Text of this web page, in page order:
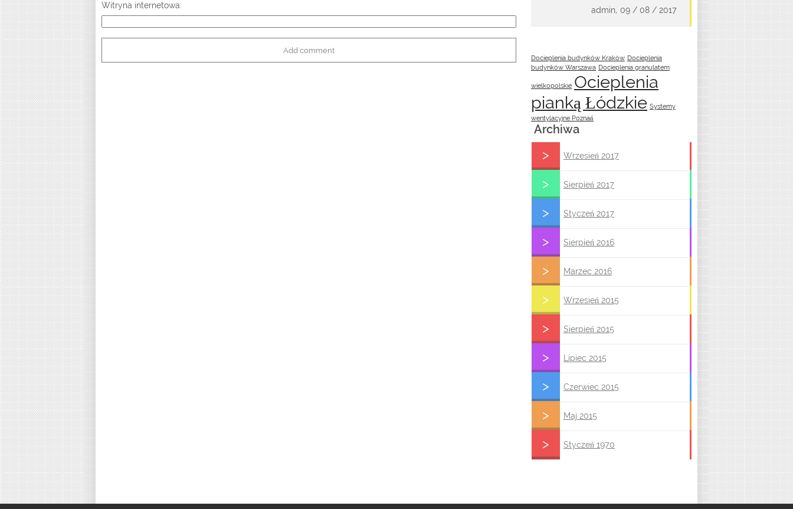
09 / 08 / 2017
admin,
Docieplenia budynków Kraków Docieplenia
budynków Warszawa Docieplenia granulatem
wielkopolskie Ocieplenia
pianką Łódzkie Systemy
wentylacyjne Poznań
Archiwa
Wrzesień 2017
Sierpień 2017
Styczeń 2017
Sierpień 2016
Marzec 2016
Wrzesień 2015
Sierpień 2015
Lipiec 2015
Czerwiec 2015
Maj 2015
Styczeń 1970
Witryna internetowa